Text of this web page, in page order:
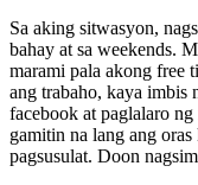
Sa aking sitwasyon,
bahay at sa weekends.
marami pala akong free
ang trabaho, kaya imbis
facebook at paglalaro
gamitin na lang ang
pagsusulat. Doon